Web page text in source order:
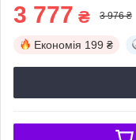
3 777 ₴ 3 976 ₴
Економія 199 ₴